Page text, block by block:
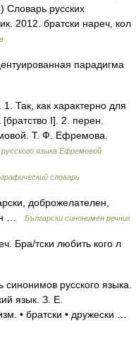
Словарь русских
2012. братски нареч, кол
парадигма
Так, как характерно для
I]. 2. перен.
Т. Ф. Ефремова.
языка Ефремовой
словарь
доброжелателен,
…
Български синонимен речник
Бра/тски любить кого л
русского языка.
язык. З. Е.
• братски • дружески …